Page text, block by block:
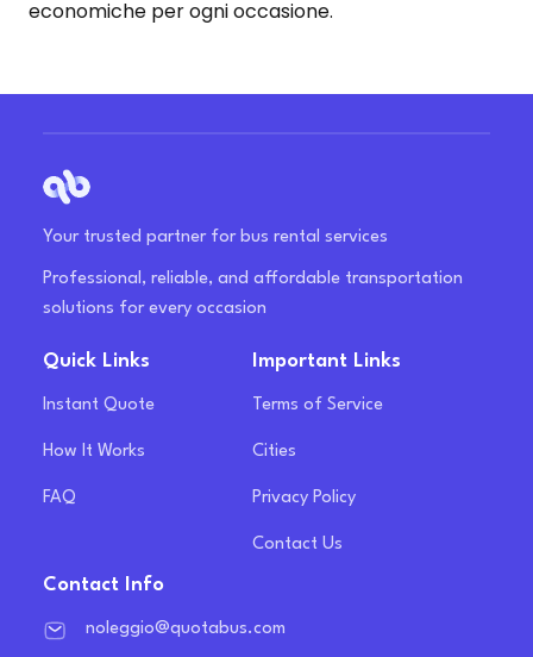
economiche per ogni occasione.
Your trusted partner for bus rental services
Professional, reliable, and affordable transportation
solutions for every occasion
Quick Links
Instant Quote
How It Works
FAQ
Important Links
Terms of Service
Cities
Privacy Policy
Contact Us
Contact Info
noleggio@quotabus.com